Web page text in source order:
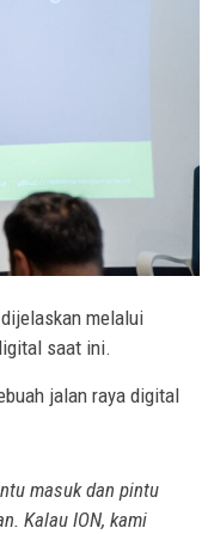
melalui
saat ini.
jalan raya digital
masuk dan pintu
Kalau ION, kami